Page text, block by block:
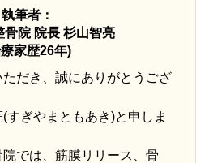
執筆者：
骨院 院長 杉山智亮
家歴26年)
だき、誠にありがとうござ
すぎやまともあき)と申しま
では、筋膜リリース、骨